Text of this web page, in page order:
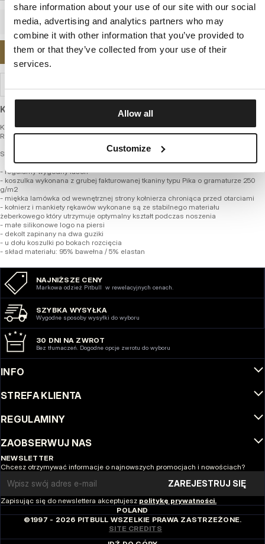
share information about your use of our site with our social
media, advertising and analytics partners who may
combine it with other information that you’ve provided to
them or that they’ve collected from your use of their
services.
Allow all
Customize
POWIADOM MNIE O DOSTĘPNOŚCI
Koszulka polo o regularnym kroju z grubej, elastycznej bawełny
Koszulka Polo z kolekcji wiosna / lato 2023 firmy PIT BULL WEST COAST – Pique
Regular
SERIA HEAVY WEIGHT 250
- regularny wygodny fason
- koszulka wykonana z grubej fakturowanej tkaniny typu Pika o gramaturze 250
g/m2
- miękka lamówka od wewnętrznej strony kołnierza chroniąca przed otarciami
- kołnierz i mankiety rękawów wykonane są ze stabilnego materiału
żeberkowego który utrzymuje optymalny kształt podczas noszenia
- małe silikonowe logo na piersi
- dekolt zapinany na dwa guziki
- u dołu koszulki po bokach rozcięcia
- skład materiału: 95% bawełna / 5% elastan
NAJNIŻSZE CENY
Markowa odzież Pitbull w rewelacyjnych cenach.
SZYBKA WYSYŁKA
Wygodne sposoby wysyłki do wyboru
30 DNI NA ZWROT
Bez tłumaczeń. Dogodne opcje zwrotu do wyboru
INFO
STREFA KLIENTA
REGULAMINY
ZAOBSERWUJ NAS
NEWSLETTER
Chcesz otrzymywać informacje o najnowszych promocjach i nowościach?
Email address
ZAREJESTRUJ SIĘ
Zapisując się do newslettera akceptujesz politykę prywatności.
POLAND
©1997 - 2026 PITBULL WSZELKIE PRAWA ZASTRZEŻONE.
SITE CREDITS